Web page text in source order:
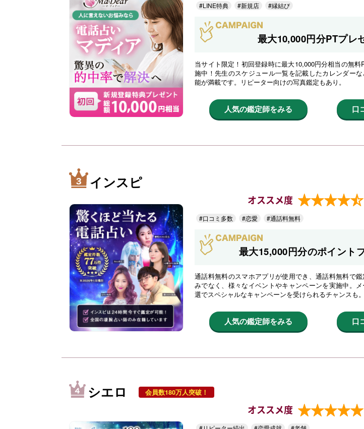
#LINE特典 #新規店 #縁結び
最大10,000円分PTプレ
当サイト限定！初回登録時に最大10,000円分相当の無
施中！先生のスケジュール一覧を記載したカレンダー
能が満載です。リピーター向けの写真鑑定もあり。
人気の鑑定師をみる 口
インスピ
オススメ度
#口コミ多数 #恋愛 #通話料無料
最大15,000円分のポイント
通話料無料のスマホアプリが使用でき、通話料無料で
みでなく、様々なイベントやキャンペーンを実施中。
選でスペシャルなキャンペーンを受けられるチャンスも。
人気の鑑定師をみる 口
シエロ 会員数180万人突破！
オススメ度